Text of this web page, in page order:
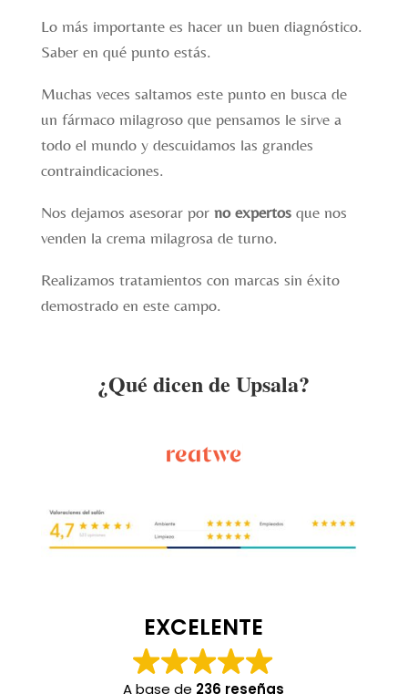
Lo más importante es hacer un buen diagnóstico.
Saber en qué punto estás.
Muchas veces saltamos este punto en busca de
un fármaco milagroso que pensamos le sirve a
todo el mundo y descuidamos las grandes
contraindicaciones.
Nos dejamos asesorar porno expertosque nos
venden la crema milagrosa de turno.
Realizamos tratamientos con marcas sin éxito
demostrado en este campo.
¿Qué dicen de Upsala?
EXCELENTE
A base de 236 reseñas